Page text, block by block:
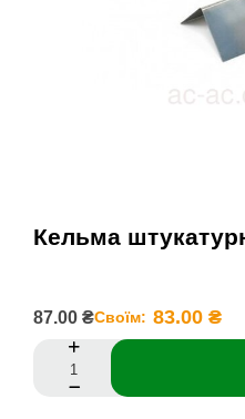
Кельма
87.00 ₴Своїм: 83.00 ₴